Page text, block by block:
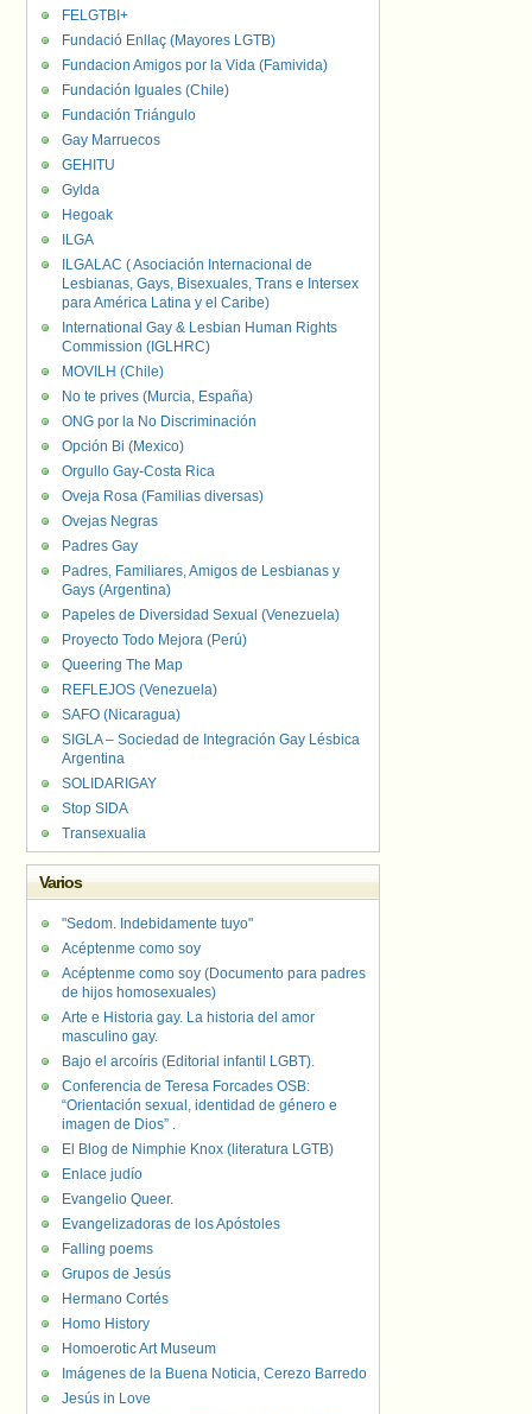
FELGTBI+
Fundació Enllaç (Mayores LGTB)
Fundacion Amigos por la Vida (Famivida)
Fundación Iguales (Chile)
Fundación Triángulo
Gay Marruecos
GEHITU
Gylda
Hegoak
ILGA
ILGALAC ( Asociación Internacional de
Lesbianas, Gays, Bisexuales, Trans e Intersex
para América Latina y el Caribe)
International Gay & Lesbian Human Rights
Commission (IGLHRC)
MOVILH (Chile)
No te prives (Murcia, España)
ONG por la No Discriminación
Opción Bi (Mexico)
Orgullo Gay-Costa Rica
Oveja Rosa (Familias diversas)
Ovejas Negras
Padres Gay
Padres, Familiares, Amigos de Lesbianas y
Gays (Argentina)
Papeles de Diversidad Sexual (Venezuela)
Proyecto Todo Mejora (Perú)
Queering The Map
REFLEJOS (Venezuela)
SAFO (Nicaragua)
SIGLA – Sociedad de Integración Gay Lésbica
Argentina
SOLIDARIGAY
Stop SIDA
Transexualia
Varios
"Sedom. Indebidamente tuyo"
Acéptenme como soy
Acéptenme como soy (Documento para padres
de hijos homosexuales)
Arte e Historia gay. La historia del amor
masculino gay.
Bajo el arcoíris (Editorial infantil LGBT).
Conferencia de Teresa Forcades OSB:
“Orientación sexual, identidad de género e
imagen de Dios” .
El Blog de Nimphie Knox (literatura LGTB)
Enlace judío
Evangelio Queer.
Evangelizadoras de los Apóstoles
Falling poems
Grupos de Jesús
Hermano Cortés
Homo History
Homoerotic Art Museum
Imágenes de la Buena Noticia, Cerezo Barredo
Jesús in Love